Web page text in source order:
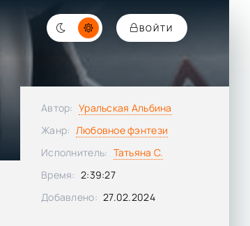
ВОЙТИ
Автор: Уральская Альбина
Жанр: Любовное фэнтези
Исполнитель: Татьяна С.
Время: 2:39:27
Добавлено: 27.02.2024